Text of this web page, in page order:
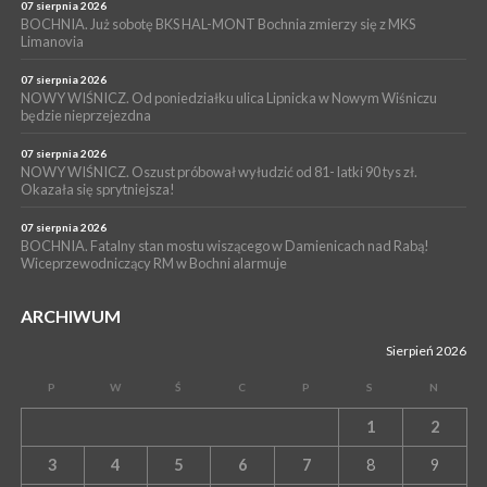
Przestrzennego Miasta Bochnia. To odpowiedź na działania
magistratu
07 sierpnia 2026
BOCHNIA. Już sobotę BKS HAL-MONT Bochnia zmierzy się z MKS
Limanovia
07 sierpnia 2026
NOWY WIŚNICZ. Od poniedziałku ulica Lipnicka w Nowym Wiśniczu
będzie nieprzejezdna
07 sierpnia 2026
NOWY WIŚNICZ. Oszust próbował wyłudzić od 81- latki 90 tys zł.
Okazała się sprytniejsza!
07 sierpnia 2026
BOCHNIA. Fatalny stan mostu wiszącego w Damienicach nad Rabą!
Wiceprzewodniczący RM w Bochni alarmuje
ARCHIWUM
Sierpień 2026
P W Ś C P S N
1 2
3 4 5 6 7 8 9